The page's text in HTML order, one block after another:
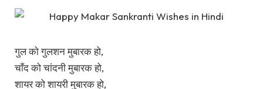
गुल को गुलशन मुबारक हो,
चाँद को चांदनी मुबारक हो,
शायर को शायरी मुबारक हो,